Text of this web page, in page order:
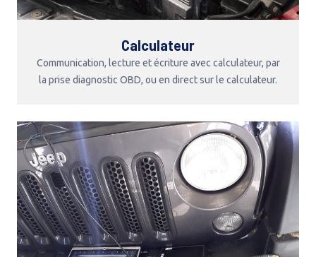
Calculateur
Communication, lecture et écriture avec calculateur, par
la prise diagnostic OBD, ou en direct sur le calculateur.